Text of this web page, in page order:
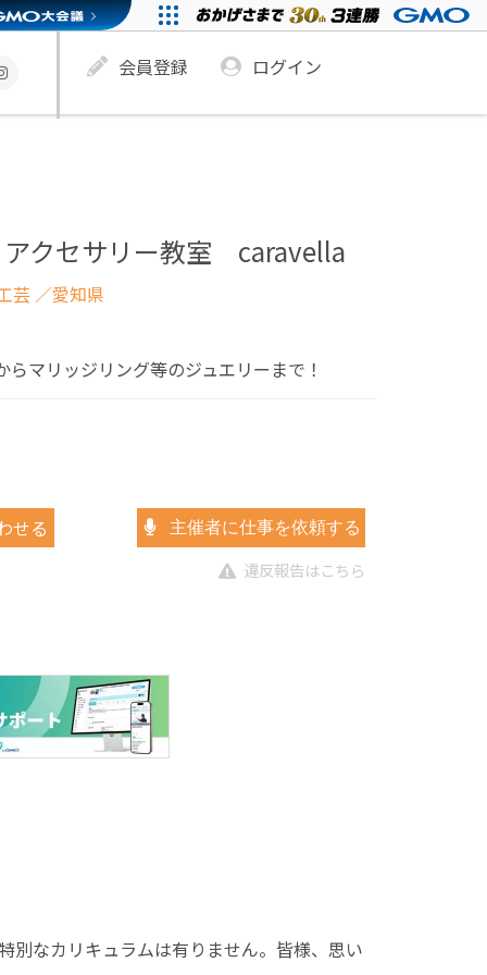
会員登録 ログイン
アクセサリー教室 caravella
芸 ／愛知県
らマリッジリング等のジュエリーまで！
せる 主催者に仕事を依頼する
違反報告はこちら
別なカリキュラムは有りません。皆様、思い